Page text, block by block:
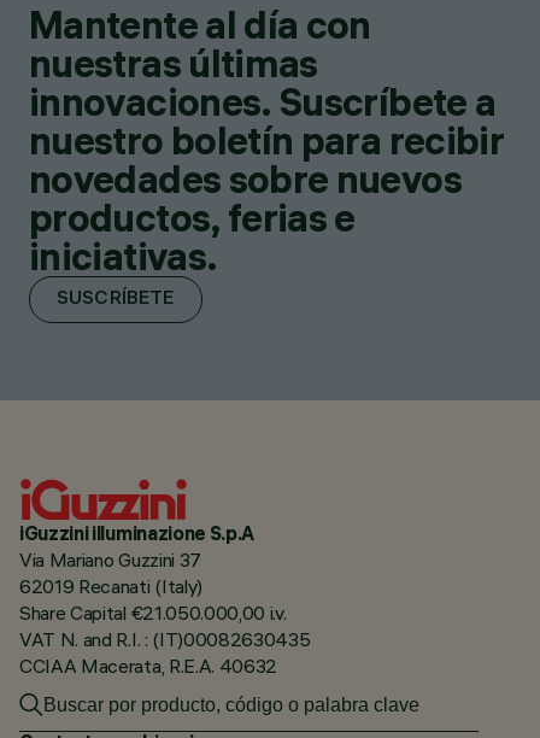
Mantente al día con
nuestras últimas
innovaciones. Suscríbete a
nuestro boletín para recibir
novedades sobre nuevos
productos, ferias e
iniciativas.
SUSCRÍBETE
iGuzzini illuminazione S.p.A
Via Mariano Guzzini 37
62019 Recanati (Italy)
Share Capital €21.050.000,00 i.v.
VAT N. and R.I. : (IT)00082630435
CCIAA Macerata, R.E.A. 40632